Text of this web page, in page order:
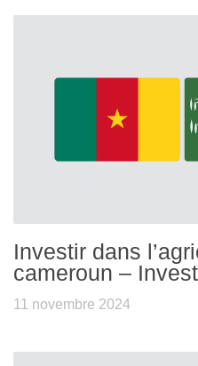
Investir dans
cameroun –
11 novembre 2024